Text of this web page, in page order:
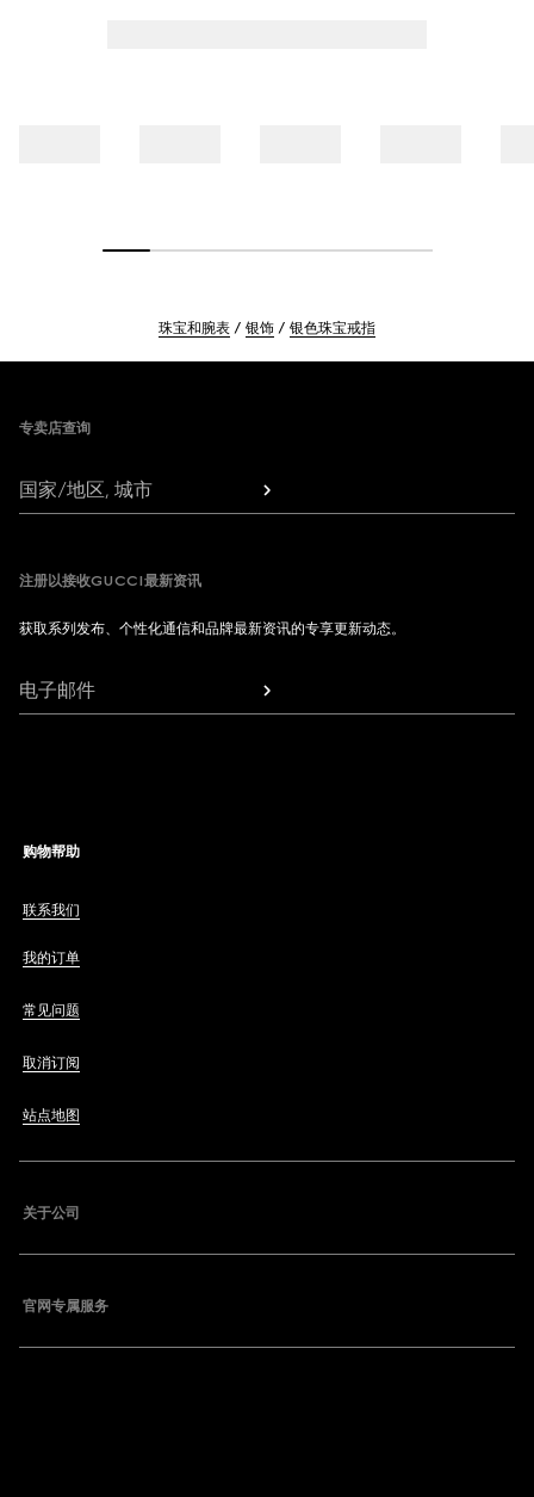
珠宝和腕表 银饰 银色珠宝戒指
专卖店查询
国家/地区, 城市
注册以接收GUCCI最新资讯
获取系列发布、个性化通信和品牌最新资讯的专享更新动态。
电子邮件
购物帮助
联系我们
我的订单
常见问题
取消订阅
站点地图
关于公司
官网专属服务